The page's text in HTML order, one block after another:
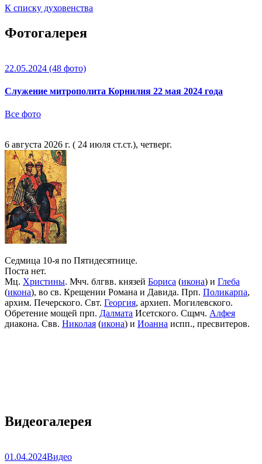
К списку духовенства
Фотогалерея
22.05.2024 (48 фото)
Служение митрополита Корнилия 22 мая 2024 года
Все фото
6 августа 2026 г. ( 24 июля ст.ст.), четверг.
Седмица 10-я по Пятидесятнице.
Поста нет.
Мц. Христины. Мчч. блгвв. князей Бориса (икона) и Глеба
(икона), во св. Крещении Романа и Давида. Прп. Поликарпа,
архим. Печерского. Свт. Георгия, архиеп. Могилевского.
Обретение мощей прп. Далмата Исетского. Сщмч. Алфея
диакона. Свв. Николая (икона) и Иоанна испп., пресвитеров.
Видеогалерея
01.04.2024Видео